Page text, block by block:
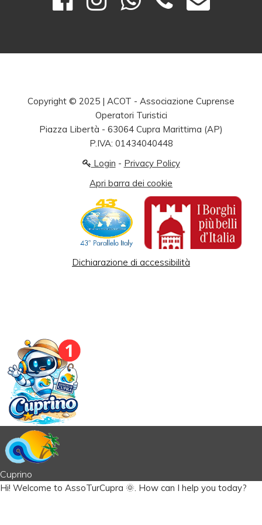
Copyright © 2025 | ACOT - Associazione Cuprense
Operatori Turistici
Piazza Libertà - 63064 Cupra Marittima (AP)
P.IVA: 01434040448
Login - Privacy Policy
Apri barra dei cookie
Dichiarazione di accessibilità
Cuprino
Hi! Welcome to AssoTurCupra 🌞. How can I help you today?